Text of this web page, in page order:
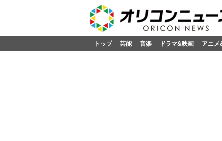
トップ 芸能 音楽 ドラマ&映画 アニメ